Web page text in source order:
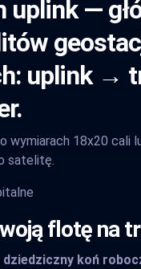
uplink —
uplink
18x20 cali
satelitę.
flotę na
dziedziczny koń